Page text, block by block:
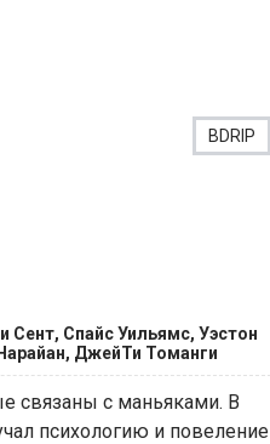
BDRIP
Сент, Спайс Уильямс, Уэстон
ДжейТи Томанги
связаны с маньяками. В
психологию и повеление